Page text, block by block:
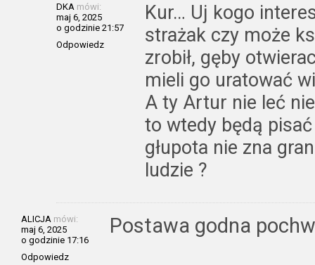
DKA mówi:
maj 6, 2025
o godzinie 21:57
Odpowiedz
Kur… Uj kogo
strażak czy może
zrobił, gęby
mieli go uratować
A ty Artur nie leć
to wtedy będą
głupota nie zna
ludzie ?
ALICJA mówi:
maj 6, 2025
o godzinie 17:16
Odpowiedz
Postawa godna